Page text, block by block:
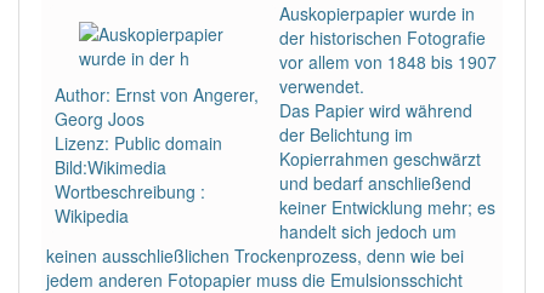
Wörter mit Endung -auskopierpapieraber mit einem
Das Wort wird häufig verwendet im Bereich
Fotografie
92% unserer Spielapp-Nutzer haben den Artikel
korrekt erraten.
Author: Ernst von Angerer,
Georg Joos
Lizenz: Public domain
Bild:Wikimedia
Wortbeschreibung :
Wikipedia
Auskopierpapier wurde in
der historischen Fotografie
vor allem von 1848 bis 1907
verwendet.
Das Papier wird während
der Belichtung im
Kopierrahmen geschwärzt
und bedarf anschließend
keiner Entwicklung mehr; es
handelt sich jedoch um
keinen ausschließlichen Trockenprozess, denn wie bei
jedem anderen Fotopapier muss die Emulsionsschicht